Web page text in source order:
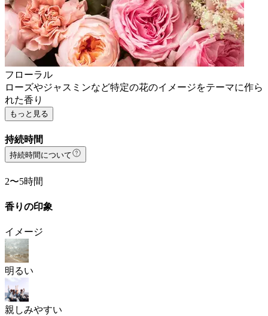
フローラル
ローズやジャスミンなど特定の花のイメージをテーマに作ら
れた香り
もっと見る
持続時間
持続時間について
2〜5時間
香りの印象
イメージ
明るい
親しみやすい